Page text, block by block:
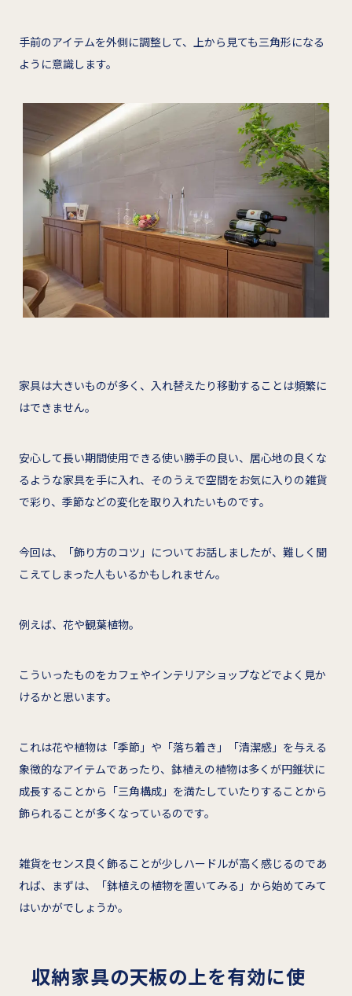
手前のアイテムを外側に調整して、上から見ても三角形になる
ように意識します。
家具は大きいものが多く、入れ替えたり移動することは頻繁に
はできません。
安心して長い期間使用できる使い勝手の良い、居心地の良くな
るような家具を手に入れ、そのうえで空間をお気に入りの雑貨
で彩り、季節などの変化を取り入れたいものです。
今回は、「飾り方のコツ」についてお話しましたが、難しく聞
こえてしまった人もいるかもしれません。
例えば、花や観葉植物。
こういったものをカフェやインテリアショップなどでよく見か
けるかと思います。
これは花や植物は「季節」や「落ち着き」「清潔感」を与える
象徴的なアイテムであったり、鉢植えの植物は多くが円錐状に
成長することから「三角構成」を満たしていたりすることから
飾られることが多くなっているのです。
雑貨をセンス良く飾ることが少しハードルが高く感じるのであ
れば、まずは、「鉢植えの植物を置いてみる」から始めてみて
はいかがでしょうか。
収納家具の天板の上を有効に使